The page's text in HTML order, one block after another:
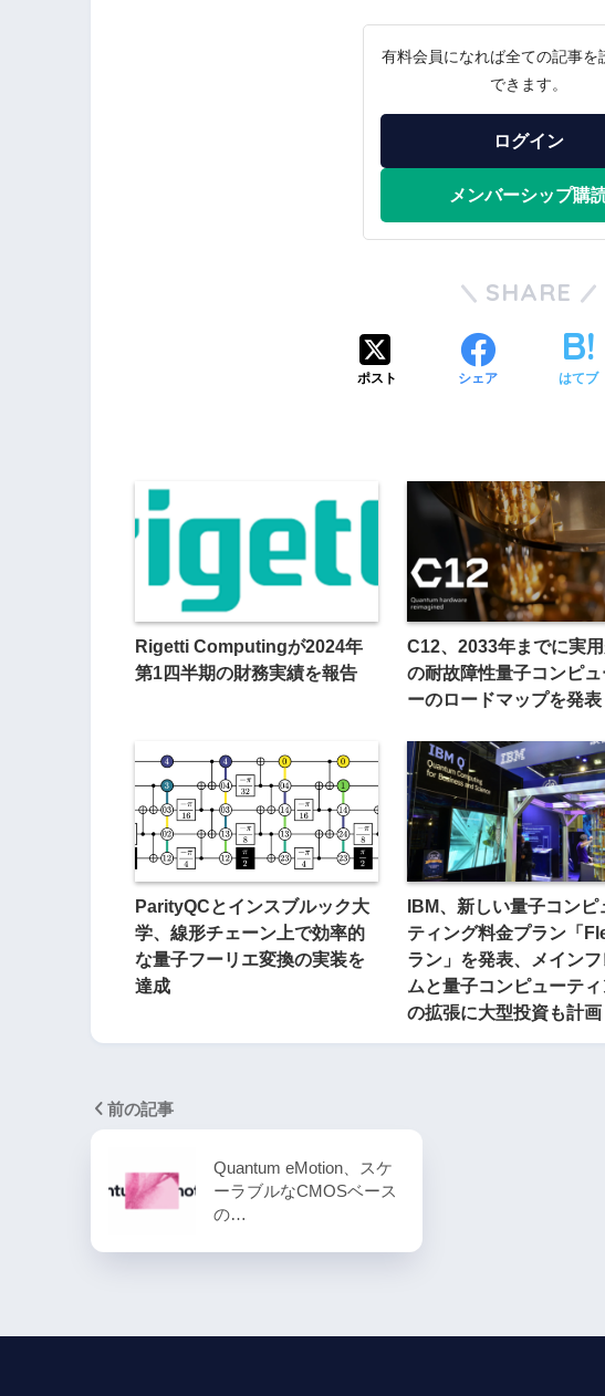
有料会員になれば全ての記事を
できます。
ログイン
メンバーシップ購
SHARE
ポスト シェア はてブ
Rigetti Computingが2024年
第1四半期の財務実績を報告
C12、2033年までに実
の耐故障性量子コンピュ
ーのロードマップを発表
ParityQCとインスブルック大
学、線形チェーン上で効率的
な量子フーリエ変換の実装を
達成
IBM、新しい量子コンピ
ティング料金プラン「
ラン」を発表、メイン
ムと量子コンピューテ
の拡張に大型投資も計画
前の記事
Quantum eMotion、スケ
ーラブルなCMOSベース
の…